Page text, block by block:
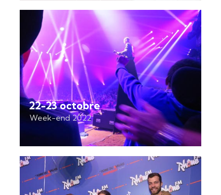
22-23 octobre
Week-end 2022